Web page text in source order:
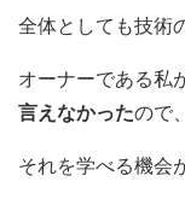
全体としても技術
オーナーである私
言えなかったので、
それを学べる機会